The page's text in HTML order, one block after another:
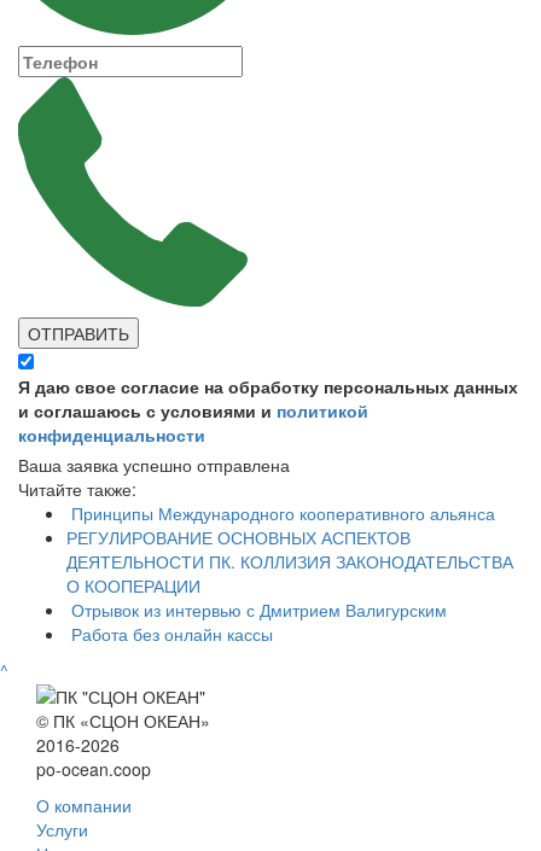
ОТПРАВИТЬ
Я даю свое согласие на обработку персональных данных
и соглашаюсь с условиями и политикой
конфиденциальности
Ваша заявка успешно отправлена
Читайте также:
Принципы Международного кооперативного альянса
​РЕГУЛИРОВАНИЕ ОСНОВНЫХ АСПЕКТОВ
ДЕЯТЕЛЬНОСТИ ПК. КОЛЛИЗИЯ ЗАКОНОДАТЕЛЬСТВА
О КООПЕРАЦИИ
Отрывок из интервью с Дмитрием Валигурским
Работа без онлайн кассы
^
© ПК «СЦОН ОКЕАН»
2016-2026
po-ocean.coop
О компании
Услуги